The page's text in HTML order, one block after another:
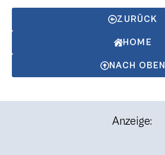
ZURÜCK
HOME
NACH OBEN
Anzeige: